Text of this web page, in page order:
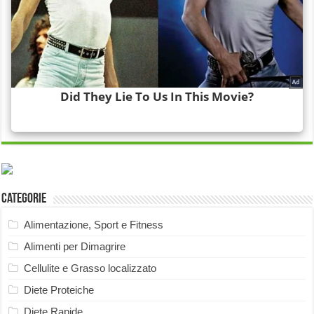
Categorie
Alimentazione, Sport e Fitness
Alimenti per Dimagrire
Cellulite e Grasso localizzato
Diete Proteiche
Diete Rapide